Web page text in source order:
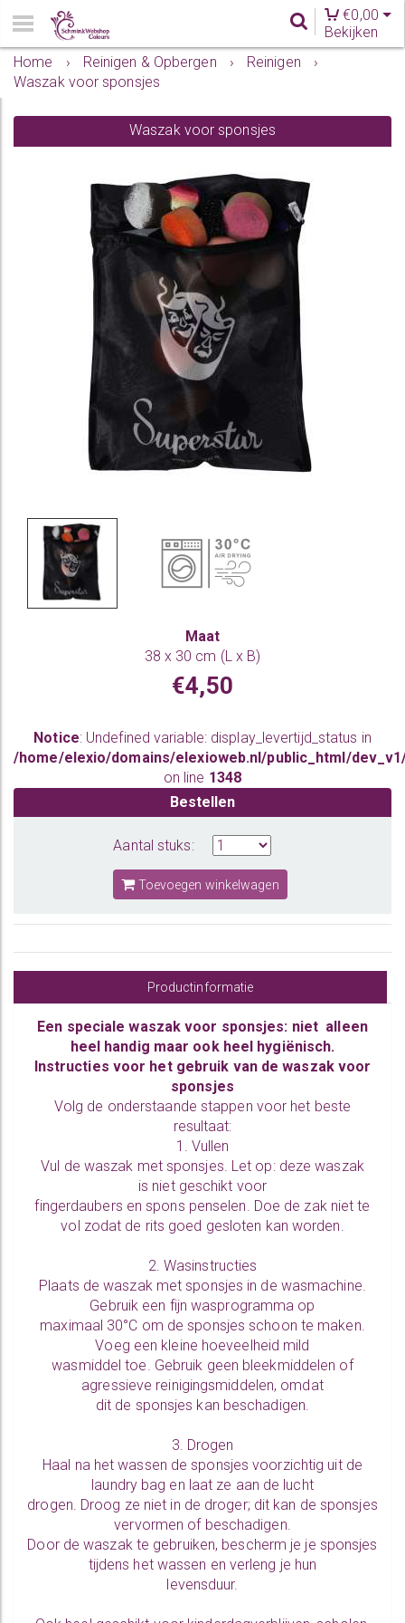
€0,00
Bekijken
Home
› Reinigen & Opbergen › Reinigen
›
Waszak voor sponsjes
Waszak voor sponsjes
Maat
38 x 30 cm (L x B)
€4,50
Notice: Undefined variable: display_levertijd_status in
/home/elexio/domains/elexioweb.nl/public_html/
on line 1348
Bestellen
Aantal stuks:
Toevoegen winkelwagen
Productinformatie
Een speciale waszak voor sponsjes: niet alleen
heel handig maar ook heel hygiënisch.
Instructies voor het gebruik van de waszak voor
sponsjes
Volg de onderstaande stappen voor het beste
resultaat:
1. Vullen
Vul de waszak met sponsjes. Let op: deze waszak
is niet geschikt voor
fingerdaubers en spons penselen. Doe de zak niet te
vol zodat de rits goed gesloten kan worden.
2. Wasinstructies
Plaats de waszak met sponsjes in de wasmachine.
Gebruik een fijn wasprogramma op
maximaal 30°C om de sponsjes schoon te maken.
Voeg een kleine hoeveelheid mild
wasmiddel toe. Gebruik geen bleekmiddelen of
agressieve reinigingsmiddelen, omdat
dit de sponsjes kan beschadigen.
3. Drogen
Haal na het wassen de sponsjes voorzichtig uit de
laundry bag en laat ze aan de lucht
drogen. Droog ze niet in de droger; dit kan de sponsjes
vervormen of beschadigen.
Door de waszak te gebruiken, bescherm je je sponsjes
tijdens het wassen en verleng je hun
levensduur.